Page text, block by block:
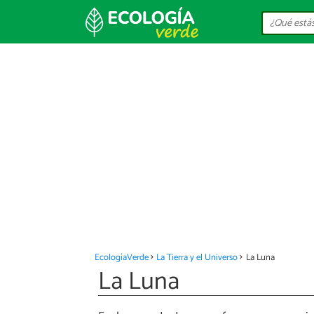
EcologíaVerde La Tierra y el Universo La Luna
La Luna